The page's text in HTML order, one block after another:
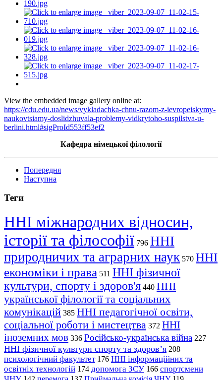
View the embedded image gallery online at:
https://cdu.edu.ua/news/vykladachka-chnu-razom-z-ievropeiskymy-
naukovtsiamy-doslidzhuvala-problemy-vidkrytoho-suspilstva-u-
berlini.html#sigProId553ff53ef2
Кафедра німецької філології
Попередня
Наступна
Теги
ННІ міжнародних відносин,
історії та філософії 796 ННІ
природничих та аграрних наук 570 ННІ
економіки і права 511 ННІ фізичної
культури, спорту і здоров'я 440 ННІ
української філології та соціальних
комунікацій 385 ННІ педагогічної освіти,
соціальної роботи і мистецтва 372 ННІ
іноземних мов 336 Російсько-українська війна 227
ННІ фізичної культури спорту та здоров’я 208
психологічний факультет 176 ННІ інформаційних та
освітніх технологій 174 допомога ЗСУ 166 спортсмени